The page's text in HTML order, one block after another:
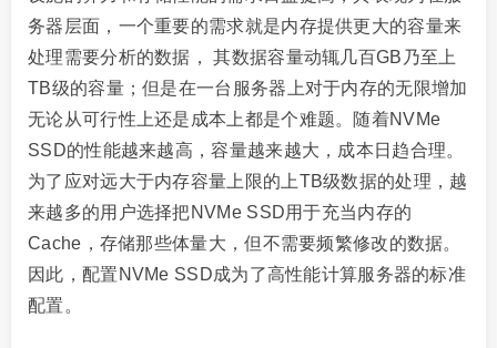
务器层面，一个重要的需求就是内存提供更大的容量来
处理需要分析的数据， 其数据容量动辄几百GB乃至上
TB级的容量；但是在一台服务器上对于内存的无限增加
无论从可行性上还是成本上都是个难题。随着NVMe
SSD的性能越来越高，容量越来越大，成本日趋合理。
为了应对远大于内存容量上限的上TB级数据的处理，越
来越多的用户选择把NVMe SSD用于充当内存的
Cache，存储那些体量大，但不需要频繁修改的数据。
因此，配置NVMe SSD成为了高性能计算服务器的标准
配置。